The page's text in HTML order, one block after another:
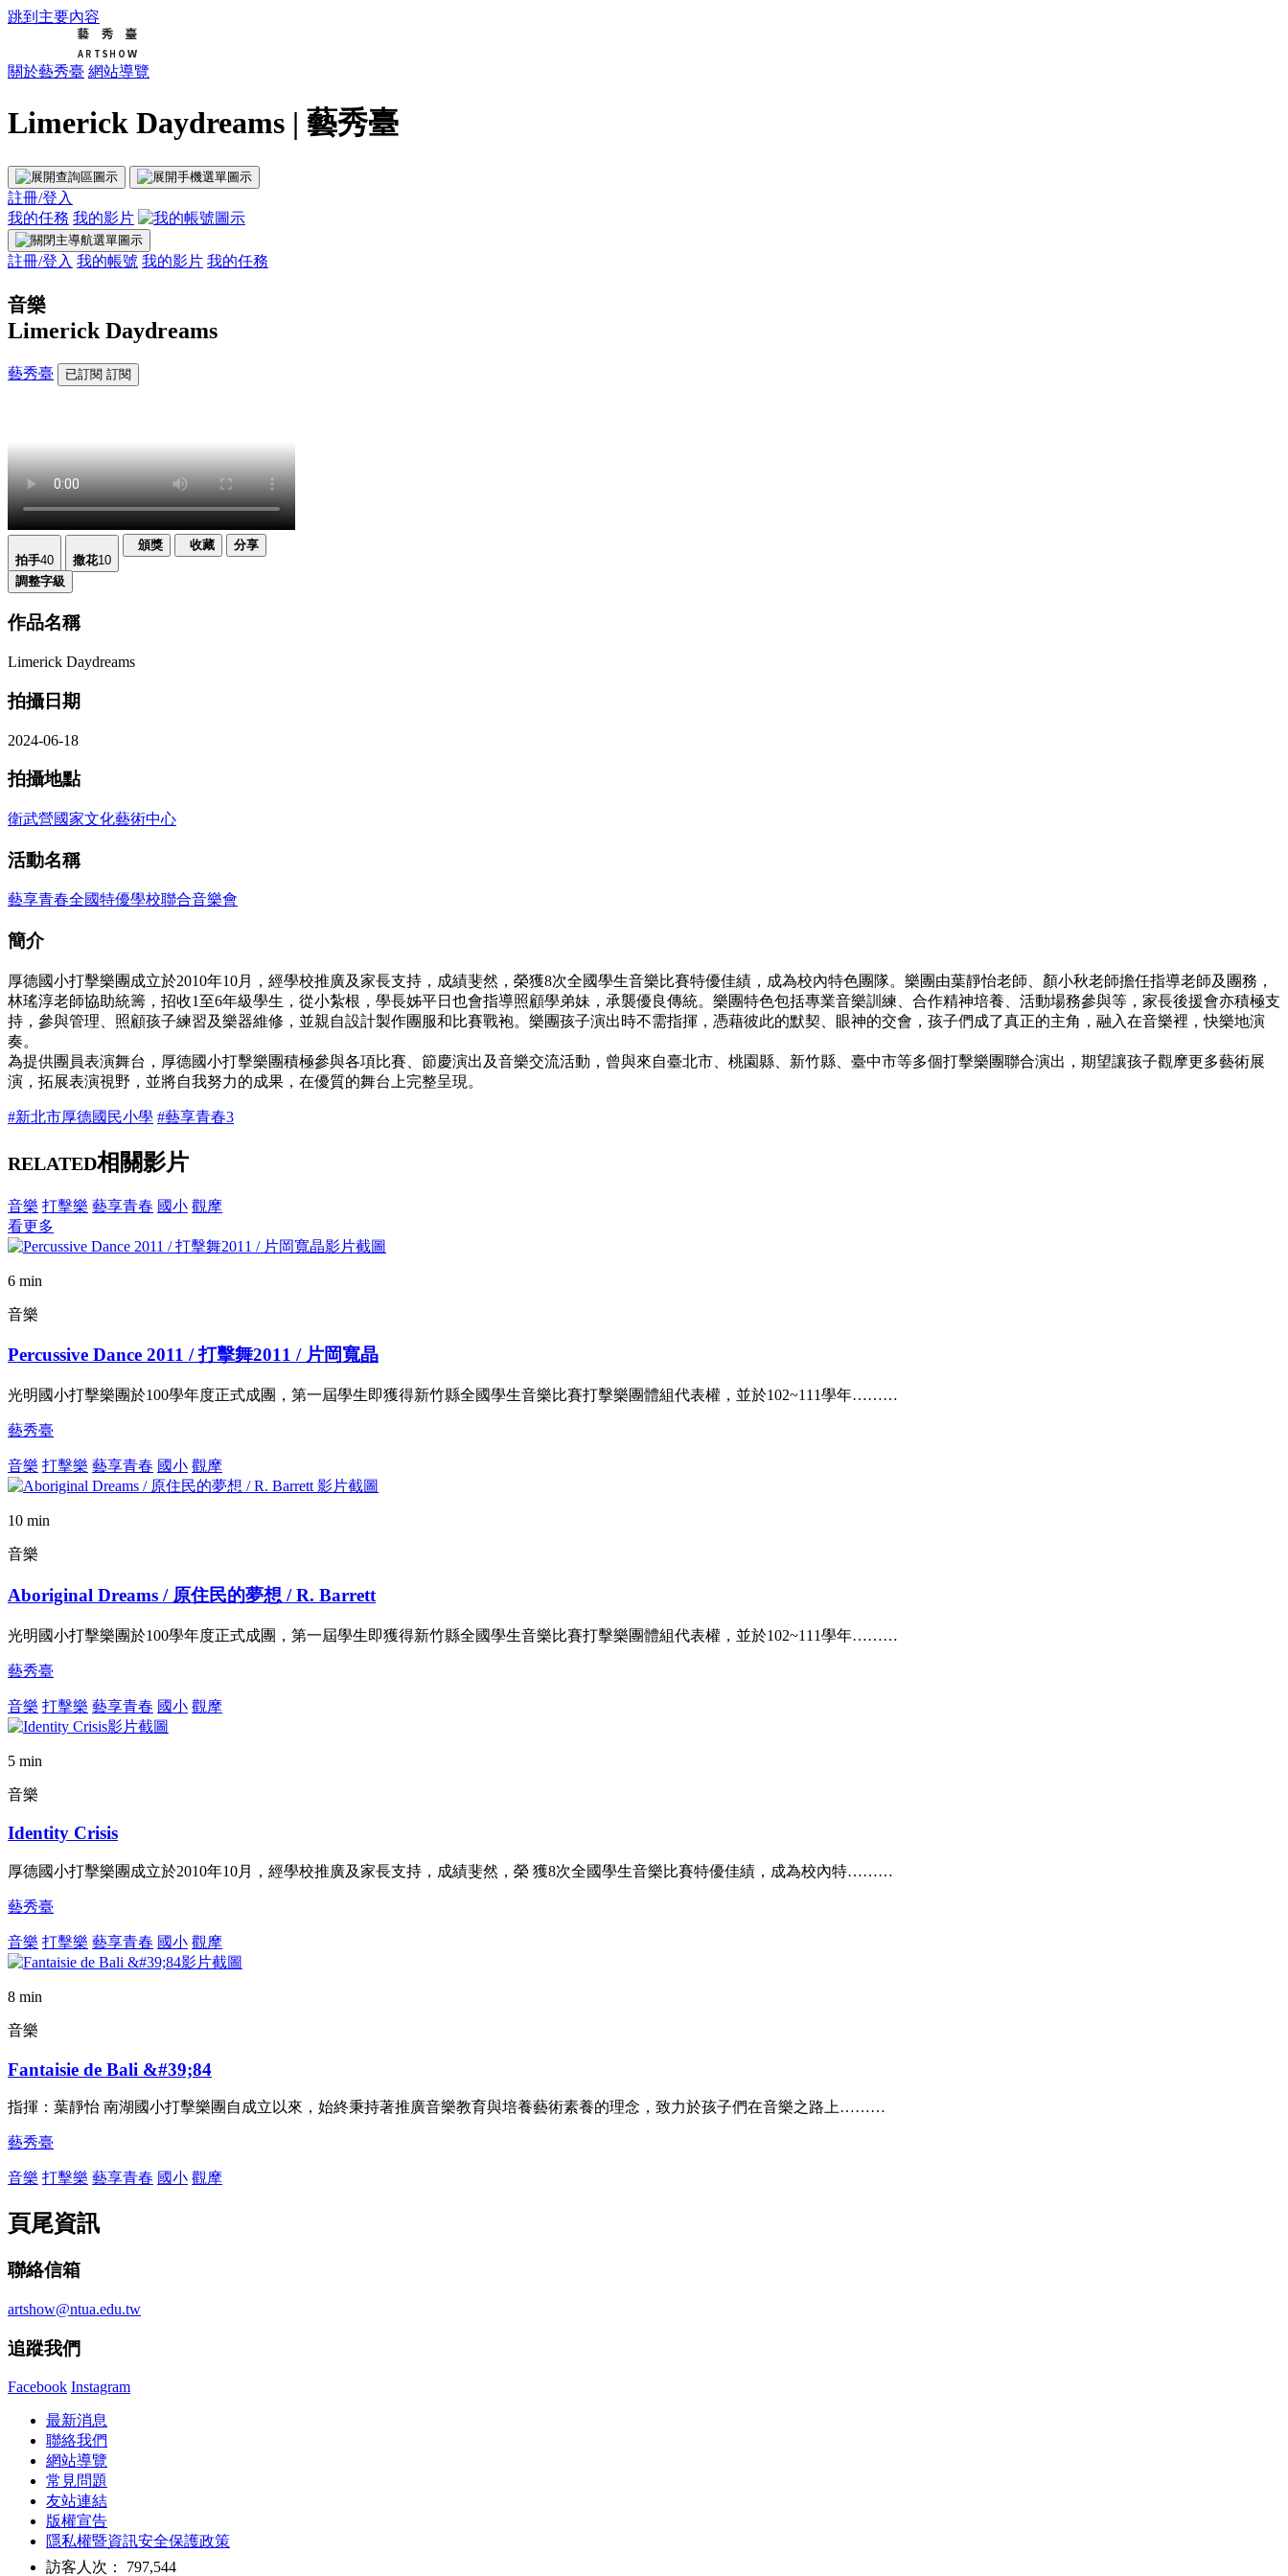
跳到主要內容
關於藝秀臺 網站導覽
Limerick Daydreams | 藝秀臺
註冊/登入
我的任務 我的影片
註冊/登入 我的帳號 我的影片 我的任務
音樂
Limerick Daydreams
藝秀臺 已訂閱 訂閱
拍手40 撒花10
頒獎 收藏 分享
調整字級
作品名稱
Limerick Daydreams
拍攝日期
2024-06-18
拍攝地點
衛武營國家文化藝術中心
活動名稱
藝享青春全國特優學校聯合音樂會
簡介
厚德國小打擊樂團成立於2010年10月，經學校推廣及家長支持，成績斐然，榮獲8次全國學生音樂比賽特優佳績，成為校內特色團隊。樂團由葉靜怡老師、顏小秋老師擔任指導老師及團務，
林瑤淳老師協助統籌，招收1至6年級學生，從小紮根，學長姊平日也會指導照顧學弟妹，承襲優良傳統。樂團特色包括專業音樂訓練、合作精神培養、活動場務參與等，家長後援會亦積極支
持，參與管理、照顧孩子練習及樂器維修，並親自設計製作團服和比賽戰袍。樂團孩子演出時不需指揮，憑藉彼此的默契、眼神的交會，孩子們成了真正的主角，融入在音樂裡，快樂地演
奏。
為提供團員表演舞台，厚德國小打擊樂團積極參與各項比賽、節慶演出及音樂交流活動，曾與來自臺北市、桃園縣、新竹縣、臺中市等多個打擊樂團聯合演出，期望讓孩子觀摩更多藝術展
演，拓展表演視野，並將自我努力的成果，在優質的舞台上完整呈現。
#新北市厚德國民小學 #藝享青春3
RELATED相關影片
音樂 打擊樂 藝享青春 國小 觀摩
看更多
6 min
音樂
Percussive Dance 2011 / 打擊舞2011 / 片岡寬晶
光明國小打擊樂團於100學年度正式成團，第一屆學生即獲得新竹縣全國學生音樂比賽打擊樂團體組代表權，並於102~111學年………
藝秀臺
音樂 打擊樂 藝享青春 國小 觀摩
10 min
音樂
Aboriginal Dreams / 原住民的夢想 / R. Barrett
光明國小打擊樂團於100學年度正式成團，第一屆學生即獲得新竹縣全國學生音樂比賽打擊樂團體組代表權，並於102~111學年………
藝秀臺
音樂 打擊樂 藝享青春 國小 觀摩
5 min
音樂
Identity Crisis
厚德國小打擊樂團成立於2010年10月，經學校推廣及家長支持，成績斐然，榮 獲8次全國學生音樂比賽特優佳績，成為校內特………
藝秀臺
音樂 打擊樂 藝享青春 國小 觀摩
8 min
音樂
Fantaisie de Bali &#39;84
指揮：葉靜怡 南湖國小打擊樂團自成立以來，始終秉持著推廣音樂教育與培養藝術素養的理念，致力於孩子們在音樂之路上………
藝秀臺
音樂 打擊樂 藝享青春 國小 觀摩
頁尾資訊
聯絡信箱
artshow@ntua.edu.tw
追蹤我們
Facebook Instagram
最新消息
聯絡我們
網站導覽
常見問題
友站連結
版權宣告
隱私權暨資訊安全保護政策
訪客人次： 797,544